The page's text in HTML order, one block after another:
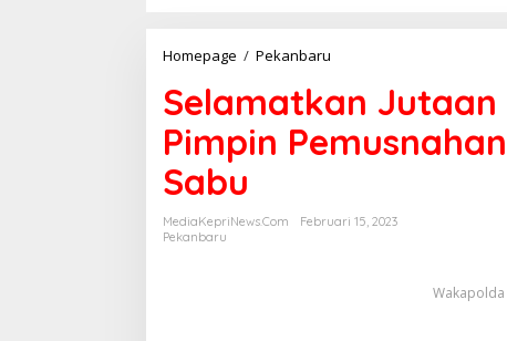
Homepage / Pekanbaru
l
a
m
a
a
Selamatkan
Pimpin
Sabu
MediaKepriNews.com
Februari 15, 2023
Pekanbaru
Wakapolda